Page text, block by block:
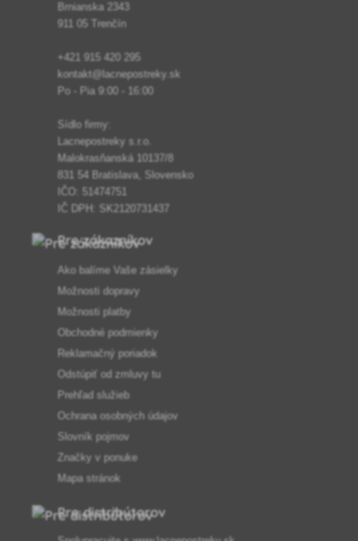
Brnianska 2343
911 05 Trenčín
+421 915 420 295
kontakt@lacnepostreky.sk
Po - Pia 9:00 - 16:00
Sídlo firmy:
Lacnepostreky s.r.o.
Malokrasňanská 10137/8
831 54 Bratislava, Slovensko
IČO: 51474751
IČ DPH: SK2120731437
Pre zákazníkov
Ako balíme Vaše zásielky
Možnosti dopravy
Možnosti platby
Obchodné podmienky
Reklamačný poriadok
Odstúpiť od zmluvy tu
Prehľad služieb
Ochrana osobných údajov
Slovník pojmov
Značky v ponuke
Mapa stránok
Pre distribútorov